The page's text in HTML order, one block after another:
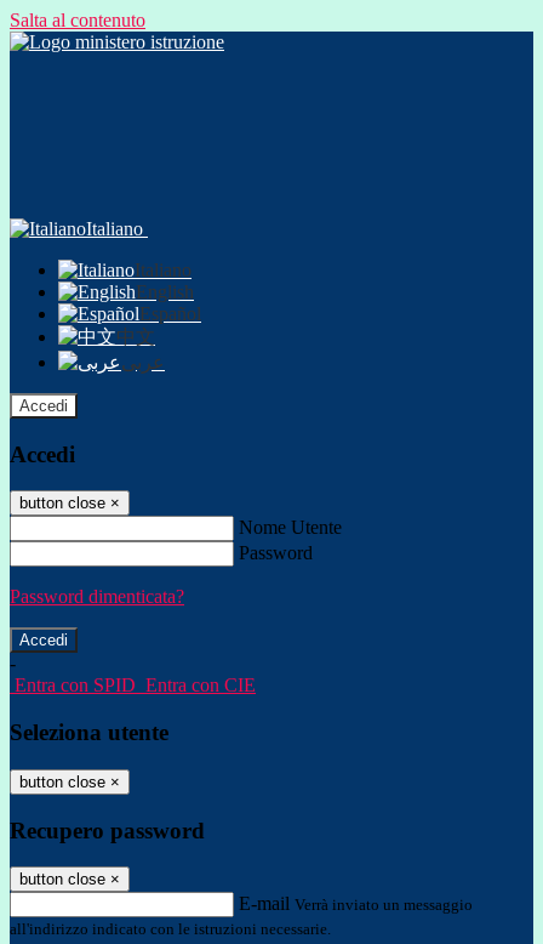
Salta al contenuto
Italiano
Italiano
English
Español
中文
عربى
Accedi
Accedi
button close ×
Nome Utente
Password
Password dimenticata?
-
Entra con SPID Entra con CIE
Seleziona utente
button close ×
Recupero password
button close ×
E-mail Verrà inviato un messaggio
all'indirizzo indicato con le istruzioni necessarie.